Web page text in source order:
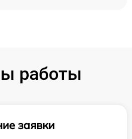
работы
заявки